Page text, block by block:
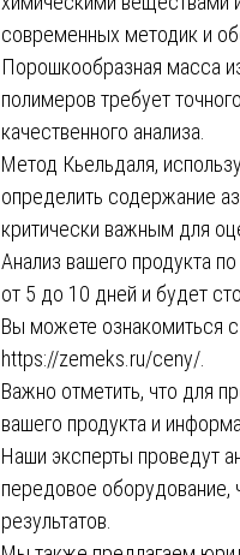
современных методик и
Порошкообразная масса
полимеров требует
качественного анализа.
Метод Кьельдаля,
определить содержание
критически важным для
Анализ вашего продукта
от 5 до 10 дней и будет
Вы можете ознакомиться
https://zemeks.ru/ceny/
Важно отметить, что для
вашего продукта и
Наши эксперты проведут
передовое оборудование,
результатов.